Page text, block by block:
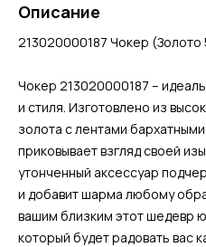
Описание
213020000187 Чокер (Золото
Чокер 213020000187 –
и стиля. Изготовлено из
золота с лентами
приковывает взгляд своей
утонченный аксессуар
и добавит шарма любому
вашим близким этот шедевр
который будет радовать вас